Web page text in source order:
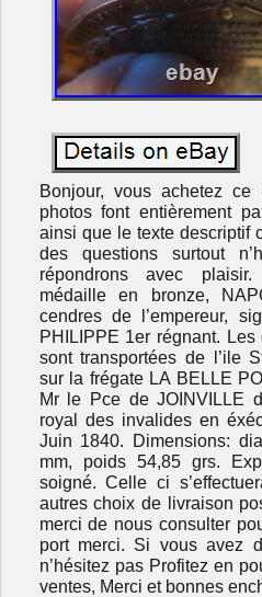
Bonjour, vous achetez
photos font entièrement
ainsi que le texte descriptif
des questions surtout
répondrons avec
médaille en bronze,
cendres de l’empereur,
PHILIPPE 1er régnant.
sont transportées de l’ile
sur la frégate LA BELLE
Mr le Pce de JOINVILLE
royal des invalides en
Juin 1840. Dimensions:
mm, poids 54,85 grs.
soigné. Celle ci
autres choix de livraison
merci de nous consulter
port merci. Si vous avez
n’hésitez pas Profitez en
ventes, Merci et bonnes